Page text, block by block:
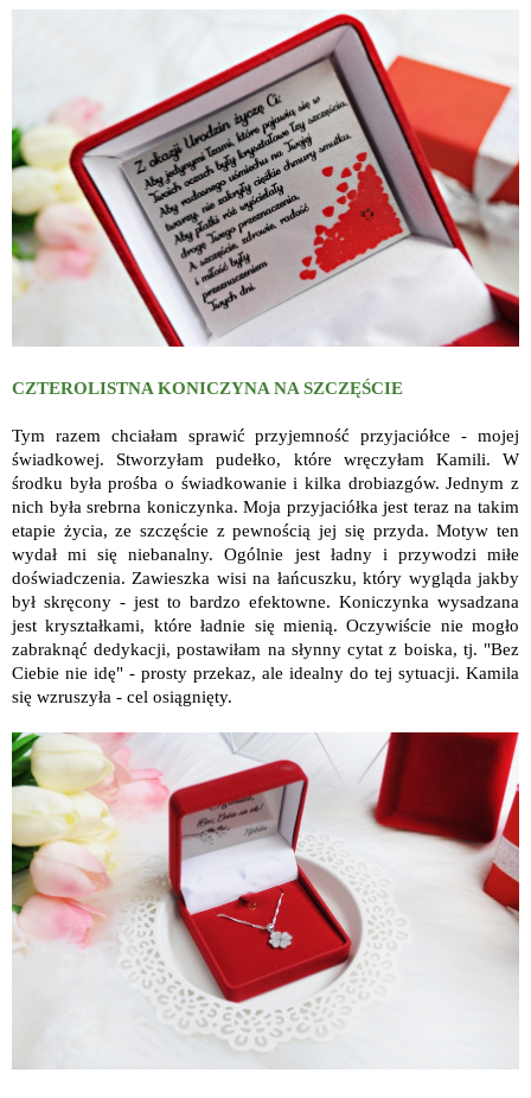
CZTEROLISTNA KONICZYNA NA SZCZĘŚCIE
Tym razem chciałam sprawić przyjemność przyjaciółce - mojej
świadkowej. Stworzyłam pudełko, które wręczyłam Kamili. W
środku była prośba o świadkowanie i kilka drobiazgów. Jednym z
nich była srebrna koniczynka. Moja przyjaciółka jest teraz na takim
etapie życia, ze szczęście z pewnością jej się przyda. Motyw ten
wydał mi się niebanalny. Ogólnie jest ładny i przywodzi miłe
doświadczenia. Zawieszka wisi na łańcuszku, który wygląda jakby
był skręcony - jest to bardzo efektowne. Koniczynka wysadzana
jest kryształkami, które ładnie się mienią. Oczywiście nie mogło
zabraknąć dedykacji, postawiłam na słynny cytat z boiska, tj. "Bez
Ciebie nie idę" - prosty przekaz, ale idealny do tej sytuacji. Kamila
się wzruszyła - cel osiągnięty.